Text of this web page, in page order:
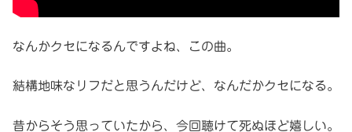
なんかクセになるんですよね、この曲。
結構地味なリフだと思うんだけど、なんだかクセになる。
昔からそう思っていたから、今回聴けて死ぬほど嬉しい。